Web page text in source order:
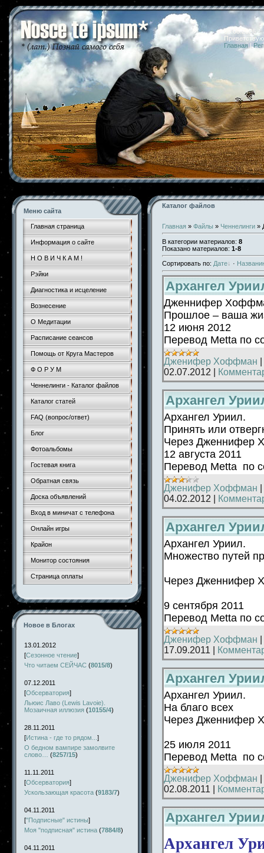
08.08.2026
Главная |
Меню сайта
Главная страница
Информация о сайте
Н О В И Ч К А М !
Рэйки
Диагностика и исцеление
Вознесение
О Медитации
Расписание сеансов
Помощь от Круга Мастеров
Ф О Р У М
Ченнелинги - Каталог файлов
Каталог статей
FAQ (вопрос/ответ)
Блог
Фотоальбомы
Гостевая книга
Обратная связь
Доска объявлений
Вход в миничат с телефона
Онлайн игры
Крайон
Монитор состояния
Страница оплаты
Новое в Блогах
13.01.2012
[Сезонное чтение]
Что читаем СЕЙЧАС (8015/8)
07.12.2011
[Обсерватория]
Льюис Лаво (Lewis Lavoie).
Мозаичная иллюзия (10155/4)
28.11.2011
[Истина - где то рядом... ]
О бедном вампире замолвите
слово…
(8257/15)
11.11.2011
[Обсерватория]
Ускользающая красота (9183/7)
04.11.2011
["Подписные" истины]
Моя "подписная" истина (7884/8)
04.11.2011
Каталог файлов
Главная » Файлы » Ченнелинги »
В категории материалов: 8
Показано материалов: 1-8
Сортировать по: Дате ·
Архангел
Дженнифер
Прошлое – ваша
12 июня 2012
Перевод Metta по
Дженифер Хоффман
02.07.2012
Архангел
Архангел Уриил.
Принять или
Через Дженнифер
12 августа 2011
Перевод Metta по
Дженифер Хоффман
04.02.2012
Архангел
Архангел Уриил.
Множество путей
Через Дженнифер
9
Перевод Metta по
Дженифер Хоффман
17.09.2011
Архангел
Архангел Уриил.
На благо всех
Через Дженнифер
25
Перевод Metta по
Дженифер Хоффман
02.08.2011
Архангел
Архангел